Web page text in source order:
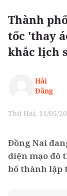
Thành
tốc 'thay
khắc lịch
Hải
Đăng
Thứ Hai, 11/05/
Đồng Nai
diện mạo đô
bố thành lập